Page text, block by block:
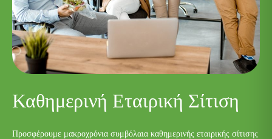
Καθημερινή Εταιρική Σίτιση
Προσφέρουμε μακροχρόνια συμβόλαια καθημερινής εταιρικής σίτισης